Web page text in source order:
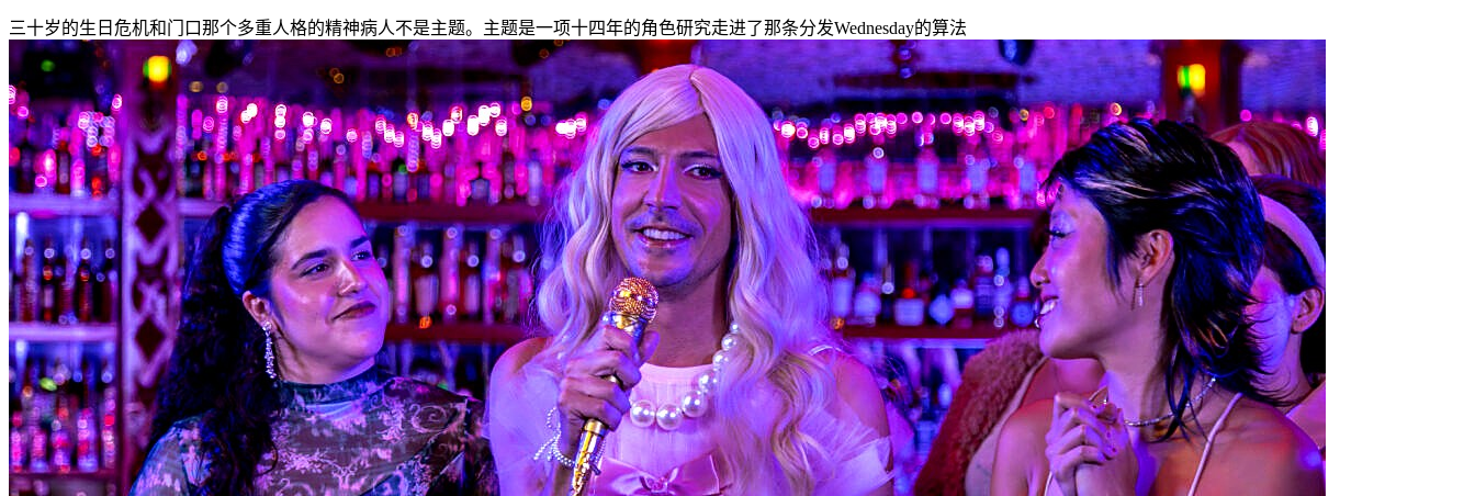
三十岁的生日危机和门口那个多重人格的精神病人不是主题。主题是一项十四年的角色研究走进了那条分发Wednesday的算法